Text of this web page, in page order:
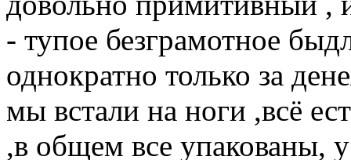
- тупое безграмотное
однократно только за
мы встали на ноги ,всё
,в общем все упакованы,